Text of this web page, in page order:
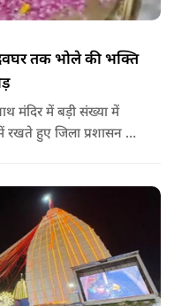
तक भोले की भक्ति
मंदिर में बड़ी संख्या में
रखते हुए जिला प्रशासन की
भीड़ की वजह से अंदर